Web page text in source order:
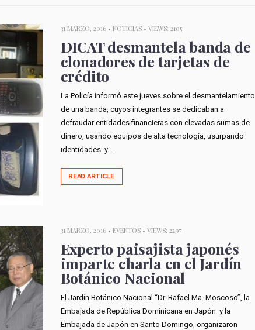
31 MARZO, 2016 • NOTICIAS• VIEWS: 2105
DICAT desmantela banda de
clonadores de tarjetas de
crédito
La Policía informó este jueves sobre el desmantelamiento
de una banda, cuyos integrantes se dedicaban a
defraudar entidades financieras con elevadas sumas de
dinero, usando equipos de alta tecnología, usurpando
identidades y...
READ ARTICLE
31 MARZO, 2016 • EVENTOS• VIEWS: 2297
Experto paisajista japonés
imparte charla en el Jardín
Botánico Nacional
El Jardín Botánico Nacional “Dr. Rafael Ma. Moscoso”, la
Embajada de República Dominicana en Japón y la
Embajada de Japón en Santo Domingo, organizaron